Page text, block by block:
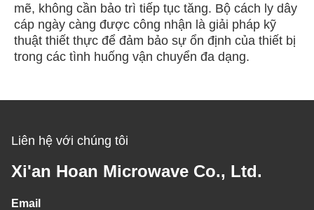
mẽ, không cần bảo trì tiếp tục tăng. Bộ cách ly dây
cáp ngày càng được công nhận là giải pháp kỹ
thuật thiết thực để đảm bảo sự ổn định của thiết bị
trong các tình huống vận chuyển đa dạng.
Liên hệ với chúng tôi
Xi'an Hoan Microwave Co., Ltd.
Email